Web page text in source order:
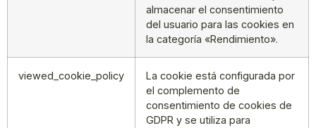
almacenar el consentimiento
del usuario para las cookies en
la categoría «Rendimiento».
viewed_cookie_policy
La cookie está configurada por
el complemento de
consentimiento de cookies de
GDPR y se utiliza para